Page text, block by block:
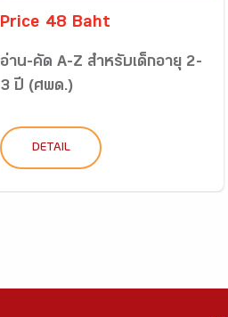
Price 48 Baht
อ่าน-คัด A-Z สำหรับเด็กอายุ 2-
3 ปี (ศพด.)
DETAIL